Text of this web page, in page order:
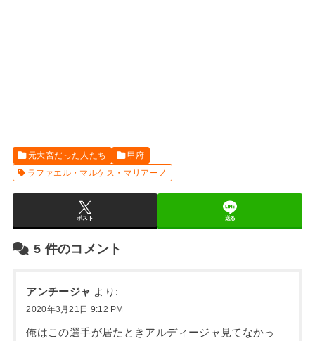
元大宮だった人たち
甲府
ラファエル・マルケス・マリアーノ
ポスト 送る
5 件のコメント
アンチージャ より:
2020年3月21日 9:12 PM
俺はこの選手が居たときアルディージャ見てなかっ